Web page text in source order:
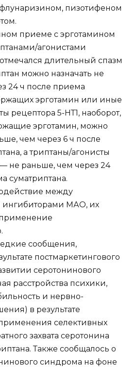
пизотифеном
приеме с эрготамином
агонистами
длительный спазм
можно назначать не
24 ч после приема
эрготамин или иные
рецептора 5-НТ1, наоборот,
эрготамин, можно
чем через 6 ч после
а триптаны/агонисты
не раньше, чем через 24
суматриптана.
между
ингибиторами МАО, их
сообщения,
постмаркетингового
серотонинового
расстройства психики,
и нервно-
в результате
селективных
захвата серотонина
Также сообщалось о
синдрома на фоне